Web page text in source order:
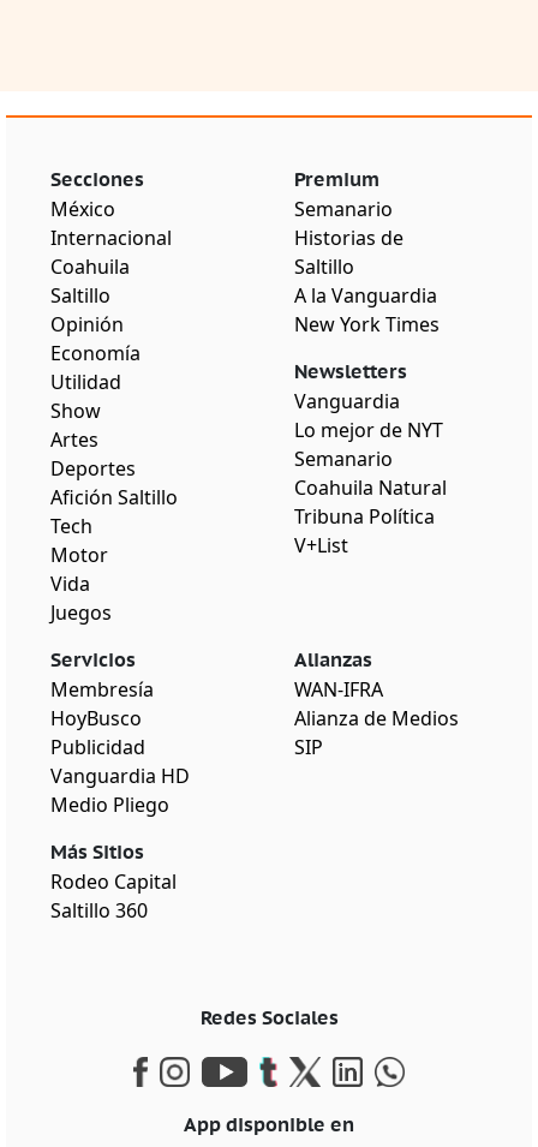
Secciones
México
Internacional
Coahuila
Saltillo
Opinión
Economía
Utilidad
Show
Artes
Deportes
Afición Saltillo
Tech
Motor
Vida
Juegos
Premium
Semanario
Historias de
Saltillo
A la Vanguardia
New York Times
Newsletters
Vanguardia
Lo mejor de NYT
Semanario
Coahuila Natural
Tribuna Política
V+List
Servicios
Membresía
HoyBusco
Publicidad
Vanguardia HD
Medio Pliego
Más Sitios
Rodeo Capital
Saltillo 360
Alianzas
WAN-IFRA
Alianza de Medios
SIP
Redes Sociales
App disponible en